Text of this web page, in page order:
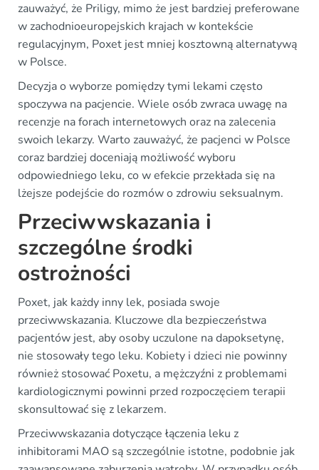
zauważyć, że Priligy, mimo że jest bardziej preferowane
w zachodnioeuropejskich krajach w kontekście
regulacyjnym, Poxet jest mniej kosztowną alternatywą
w Polsce.
Decyzja o wyborze pomiędzy tymi lekami często
spoczywa na pacjencie. Wiele osób zwraca uwagę na
recenzje na forach internetowych oraz na zalecenia
swoich lekarzy. Warto zauważyć, że pacjenci w Polsce
coraz bardziej doceniają możliwość wyboru
odpowiedniego leku, co w efekcie przekłada się na
lżejsze podejście do rozmów o zdrowiu seksualnym.
Przeciwwskazania i
szczególne środki
ostrożności
Poxet, jak każdy inny lek, posiada swoje
przeciwwskazania. Kluczowe dla bezpieczeństwa
pacjentów jest, aby osoby uczulone na dapoksetynę,
nie stosowały tego leku. Kobiety i dzieci nie powinny
również stosować Poxetu, a mężczyźni z problemami
kardiologicznymi powinni przed rozpoczęciem terapii
skonsultować się z lekarzem.
Przeciwwskazania dotyczące łączenia leku z
inhibitorami MAO są szczególnie istotne, podobnie jak